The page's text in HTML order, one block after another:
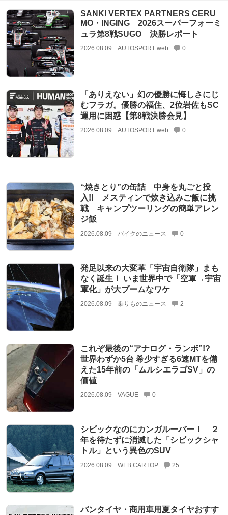
SANKI VERTEX PARTNERS CERU
MO・INGING 2026スーパーフォーミ
ュラ第8戦SUGO 決勝レポート
2026.08.09 AUTOSPORT web 0
「ありえない」幻の優勝に悔しさにじ
むフラガ。優勝の福住、2位岩佐もSC
運用に困惑【第8戦決勝会見】
2026.08.09 AUTOSPORT web 0
“焼きとり”の缶詰 中身を丸ごと投
入!! メスティンで炊き込みご飯に挑
戦 キャンプツーリングの簡単アレン
ジ飯
2026.08.09 バイクのニュース 0
発足以来の大変革「宇宙自衛隊」まも
なく誕生！ いま世界中で「空軍→宇宙
軍化」が大ブームなワケ
2026.08.09 乗りものニュース 2
これぞ最後の“アナログ・ランボ”!?
世界わずか5台 希少すぎる6速MTを備
えた15年前の「ムルシエラゴSV」の
価値
2026.08.09 VAGUE 0
シビックなのにカンガルーバー！ ２
年を待たずに消滅した「シビックシャ
トル」という異色のSUV
2026.08.09 WEB CARTOP 25
バンタイヤ・商用車用夏タイヤおすす